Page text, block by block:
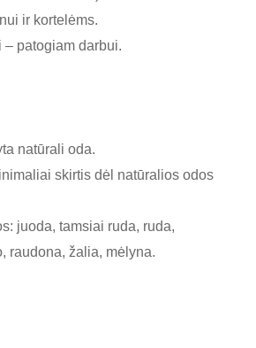
ir kortelėms.
patogiam darbui.
natūrali oda.
skirtis dėl natūralios odos
juoda, tamsiai ruda, ruda,
raudona, žalia, mėlyna.